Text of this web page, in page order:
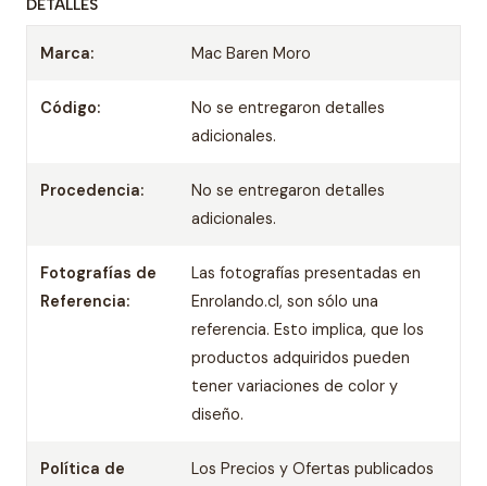
DETALLES
Marca: Mac Baren Moro
Código:
No se entregaron detalles
adicionales.
Procedencia:
No se entregaron detalles
adicionales.
Fotografías de
Referencia:
Las fotografías presentadas en
Enrolando.cl, son sólo una
referencia. Esto implica, que los
productos adquiridos pueden
tener variaciones de color y
diseño.
Política de
Los Precios y Ofertas publicados